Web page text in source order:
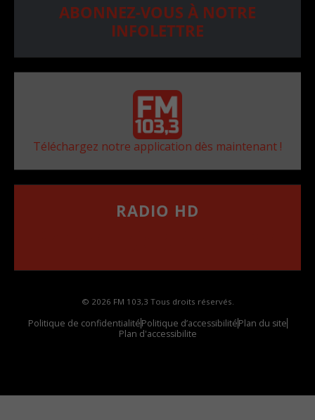
ABONNEZ-VOUS À NOTRE
INFOLETTRE
Téléchargez notre application dès maintenant !
RADIO HD
© 2026 FM 103,3 Tous droits réservés.
Politique de confidentialitéPolitique d’accessibilitéPlan du site
Plan d'accessibilite